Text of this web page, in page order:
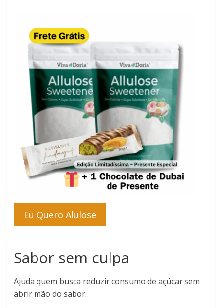
Eu Quero Alulose
Sabor sem culpa
Ajuda quem busca reduzir consumo de açúcar sem
abrir mão do sabor.